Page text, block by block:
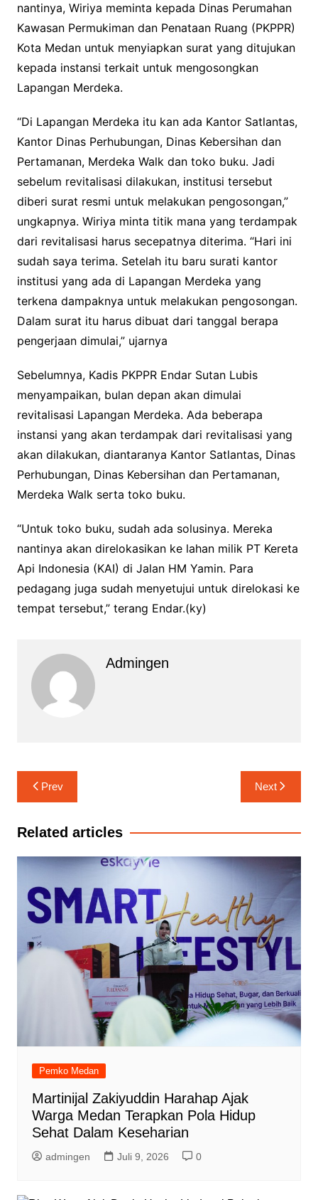
nantinya, Wiriya meminta kepada Dinas Perumahan
Kawasan Permukiman dan Penataan Ruang (PKPPR)
Kota Medan untuk menyiapkan surat yang ditujukan
kepada instansi terkait untuk mengosongkan
Lapangan Merdeka.
“Di Lapangan Merdeka itu kan ada Kantor Satlantas,
Kantor Dinas Perhubungan, Dinas Kebersihan dan
Pertamanan, Merdeka Walk dan toko buku. Jadi
sebelum revitalisasi dilakukan, institusi tersebut
diberi surat resmi untuk melakukan pengosongan,”
ungkapnya. Wiriya minta titik mana yang terdampak
dari revitalisasi harus secepatnya diterima. “Hari ini
sudah saya terima. Setelah itu baru surati kantor
institusi yang ada di Lapangan Merdeka yang
terkena dampaknya untuk melakukan pengosongan.
Dalam surat itu harus dibuat dari tanggal berapa
pengerjaan dimulai,” ujarnya
Sebelumnya, Kadis PKPPR Endar Sutan Lubis
menyampaikan, bulan depan akan dimulai
revitalisasi Lapangan Merdeka. Ada beberapa
instansi yang akan terdampak dari revitalisasi yang
akan dilakukan, diantaranya Kantor Satlantas, Dinas
Perhubungan, Dinas Kebersihan dan Pertamanan,
Merdeka Walk serta toko buku.
“Untuk toko buku, sudah ada solusinya. Mereka
nantinya akan direlokasikan ke lahan milik PT Kereta
Api Indonesia (KAI) di Jalan HM Yamin. Para
pedagang juga sudah menyetujui untuk direlokasi ke
tempat tersebut,” terang Endar.(ky)
Admingen
Navigasi
pos
Prev Next
Related articles
Pemko Medan
Martinijal Zakiyuddin Harahap Ajak
Warga Medan Terapkan Pola Hidup
Sehat Dalam Keseharian
admingen Juli 9, 2026 0